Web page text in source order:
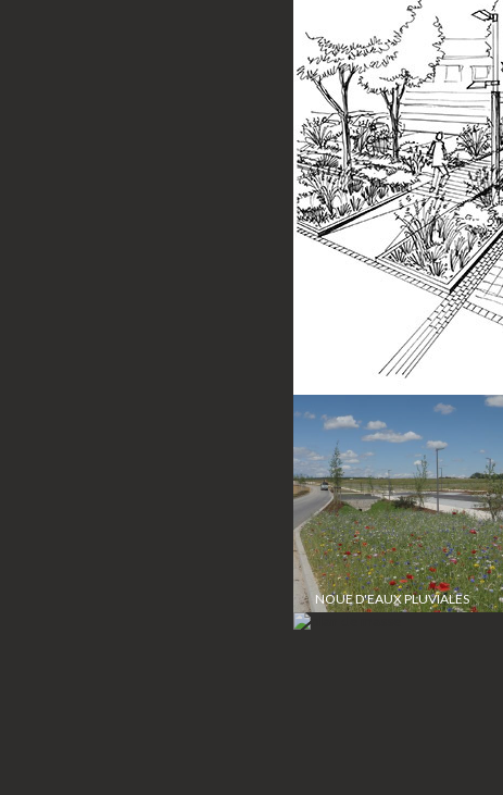
NOUE D'EAUX PLUVIALES